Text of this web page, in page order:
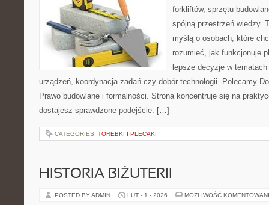
forkliftów, sprzętu
spójną przestrzeń wiedzy.
myślą o osobach, które
rozumieć, jak funkcjonuje
lepsze decyzje w
urządzeń, koordynacja zadań czy dobór technologii. Polecamy
Prawo budowlane i formalności. Strona koncentruje się na
dostajesz sprawdzone podejście. […]
CATEGORIES: TOREBKI I PLECAKI
HISTORIA BIŻUTERII
POSTED BY ADMIN LUT - 1 - 2026 MOŻLIWOŚĆ